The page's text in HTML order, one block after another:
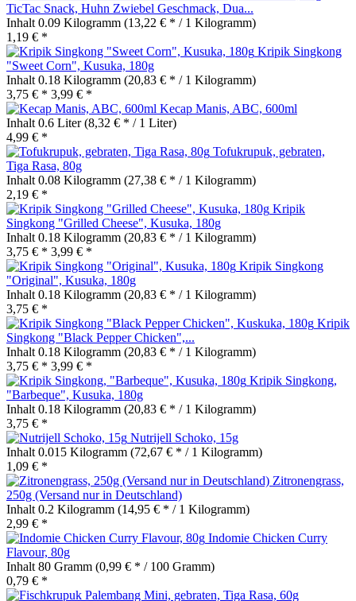
TicTac Snack, Huhn Zwiebel Geschmack, Dua...
Inhalt 0.09 Kilogramm (13,22 € * / 1 Kilogramm)
1,19 € *
Kripik Singkong
"Sweet Corn", Kusuka, 180g
Inhalt 0.18 Kilogramm (20,83 € * / 1 Kilogramm)
3,75 € * 3,99 € *
Kecap Manis, ABC, 600ml
Inhalt 0.6 Liter(8,32 € * / 1 Liter)
4,99 € *
Tofukrupuk, gebraten,
Tiga Rasa, 80g
Inhalt 0.08 Kilogramm (27,38 € * / 1 Kilogramm)
2,19 € *
Kripik
Singkong "Grilled Cheese", Kusuka, 180g
Inhalt 0.18 Kilogramm (20,83 € * / 1 Kilogramm)
3,75 € * 3,99 € *
Kripik Singkong
"Original", Kusuka, 180g
Inhalt 0.18 Kilogramm (20,83 € * / 1 Kilogramm)
3,75 € *
Kripik
Singkong "Black Pepper Chicken",...
Inhalt 0.18 Kilogramm (20,83 € * / 1 Kilogramm)
3,75 € * 3,99 € *
Kripik Singkong,
"Barbeque", Kusuka, 180g
Inhalt 0.18 Kilogramm (20,83 € * / 1 Kilogramm)
3,75 € *
Nutrijell Schoko, 15g
Inhalt 0.015 Kilogramm (72,67 € * / 1 Kilogramm)
1,09 € *
Zitronengrass,
250g (Versand nur in Deutschland)
Inhalt 0.2 Kilogramm (14,95 € * / 1 Kilogramm)
2,99 € *
Indomie Chicken Curry
Flavour, 80g
Inhalt 80 Gramm (0,99 € * / 100 Gramm)
0,79 € *